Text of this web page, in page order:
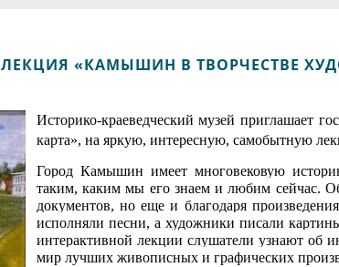
ЛЕКЦИЯ «КАМЫШИН В ТВОРЧЕСТВЕ
Историко-краеведческий музей приглашает
карта», на яркую, интересную, самобытную
Город Камышин имеет многовековую
таким, каким мы его знаем и любим сейчас.
документов, но еще и благодаря
исполняли песни, а художники писали
интерактивной лекции слушатели узнают об
мир лучших живописных и графических